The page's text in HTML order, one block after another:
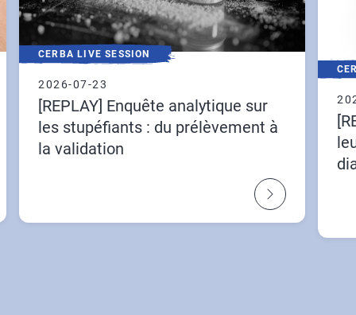
CERBA LIVE SESSION
2026-07-23
[REPLAY] Enquête analytique sur
les stupéfiants : du prélèvement à
la validation